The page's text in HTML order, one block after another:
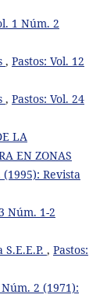
1 Núm. 2
, Pastos: Vol. 12
, Pastos: Vol. 24
LA
EN ZONAS
Revista
Núm. 1-2
, Pastos:
2 (1971):